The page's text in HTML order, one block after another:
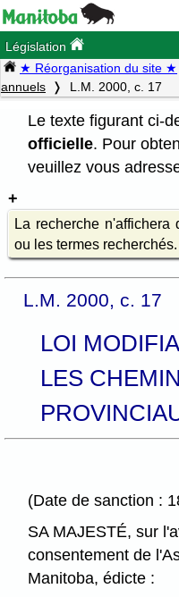
Législation
★ Réorganisation du site ★
annuels
L.M. 2000, c. 17
Le texte figurant ci-
officielle. Pour
veuillez vous
La recherche
ou les termes recherchés.
L.M. 2000, c. 17
LOI
LES
(Date de sanction :
SA MAJESTÉ, sur
consentement de
Manitoba, édicte :